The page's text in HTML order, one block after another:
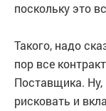
поскольку это
Такого, надо
пор все
Поставщика.
рисковать и